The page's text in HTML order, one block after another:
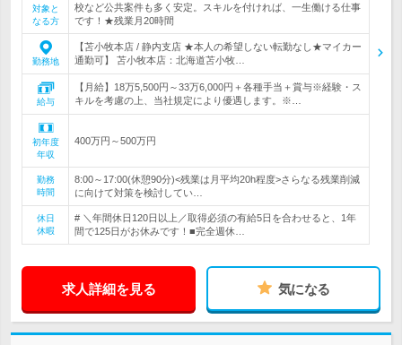
対象と
なる方
校など公共案件も多く安定。スキルを付ければ、一生働ける仕事
です！★残業月20時間
勤務地
【苫小牧本店 / 静内支店 ★本人の希望しない転勤なし★マイカー
通勤可】 苫小牧本店：北海道苫小牧…
給与
【月給】18万5,500円～33万6,000円＋各種手当＋賞与※経験・ス
キルを考慮の上、当社規定により優遇します。※…
初年度
年収
400万円～500万円
勤務
時間
8:00～17:00(休憩90分)<残業は月平均20h程度>さらなる残業削減
に向けて対策を検討してい…
休日
休暇
# ＼年間休日120日以上／取得必須の有給5日を合わせると、1年
間で125日がお休みです！■完全週休…
求人詳細を見る 気になる